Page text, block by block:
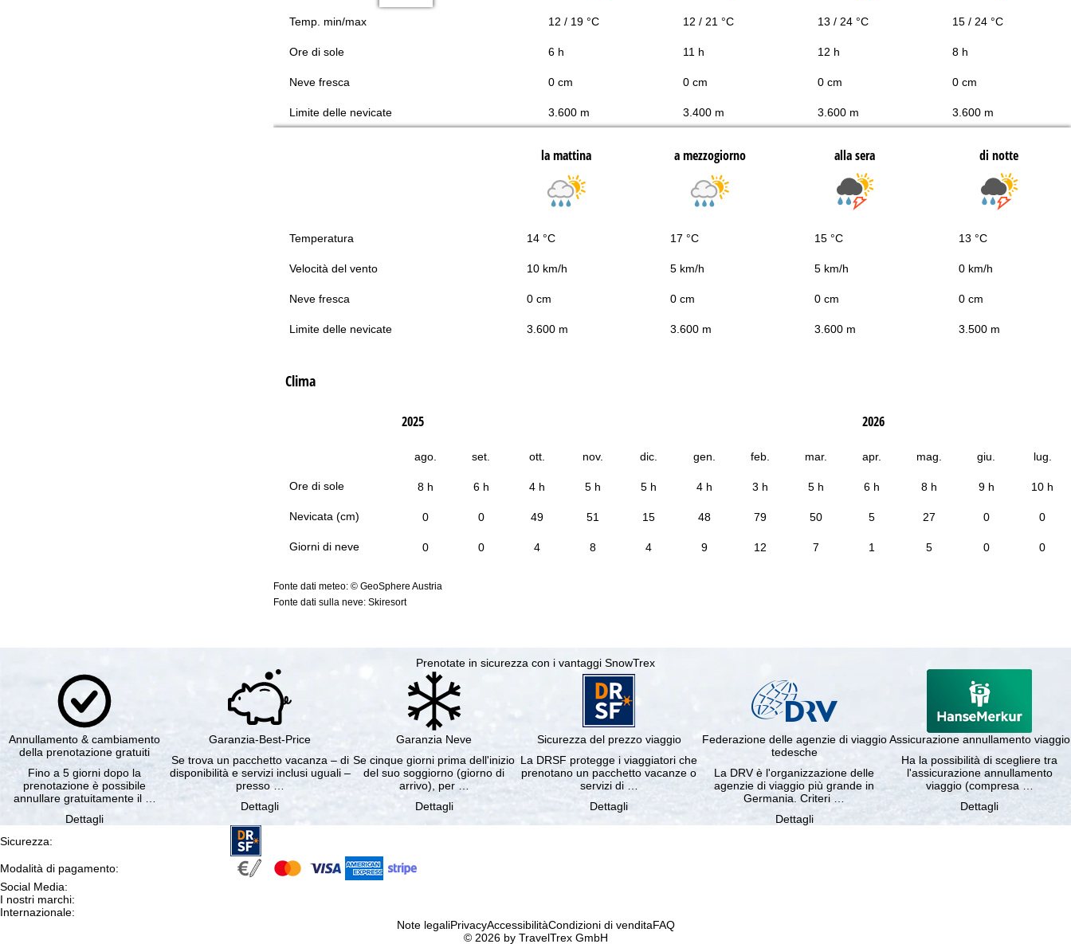
Temp. min/max 12 / 19 °C 12 / 21 °C 13 / 24 °C 15 / 24 °C
Ore di sole 6 h 11 h 12 h 8 h
Neve fresca 0 cm 0 cm 0 cm 0 cm
Limite delle nevicate 3.600 m 3.400 m 3.600 m 3.600 m
la mattina a mezzogiorno alla sera di notte
Temperatura 14 °C 17 °C 15 °C 13 °C
Velocità del vento 10 km/h 5 km/h 5 km/h 0 km/h
Neve fresca 0 cm 0 cm 0 cm 0 cm
Limite delle nevicate 3.600 m 3.600 m 3.600 m 3.500 m
Clima
Ore di sole
Nevicata (cm)
Giorni di neve
2025 2026
ago. set. ott. nov. dic. gen. feb. mar. apr. mag. giu. lug.
8 h 6 h 4 h 5 h 5 h 4 h 3 h 5 h 6 h 8 h 9 h 10 h
0 0 49 51 15 48 79 50 5 27 0 0
0 0 4 8 4 9 12 7 1 5 0 0
Fonte dati meteo: © GeoSphere Austria
Fonte dati sulla neve: Skiresort
Prenotate in sicurezza con i vantaggi SnowTrex
Annullamento & cambiamento
della prenotazione gratuiti
Fino a 5 giorni dopo la
prenotazione è possibile
annullare gratuitamente il …
Dettagli
Garanzia-Best-Price
Se trova un pacchetto vacanza – di
disponibilità e servizi inclusi uguali –
presso …
Dettagli
Garanzia Neve
Se cinque giorni prima dell'inizio
del suo soggiorno (giorno di
arrivo), per …
Dettagli
Sicurezza del prezzo viaggio
La DRSF protegge i viaggiatori che
prenotano un pacchetto vacanze o
servizi di …
Dettagli
Federazione delle agenzie di viaggio
tedesche
La DRV è l'organizzazione delle
agenzie di viaggio più grande in
Germania. Criteri …
Dettagli
Assicurazione annullamento viaggio
Ha la possibilità di scegliere tra
l'assicurazione annullamento
viaggio (compresa …
Dettagli
Sicurezza:
Modalità di pagamento:
Social Media:
I nostri marchi:
Internazionale:
Note legaliPrivacyAccessibilitàCondizioni di venditaFAQ
© 2026 by TravelTrex GmbH